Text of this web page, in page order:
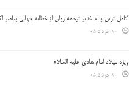
کامل ترین پیام غدیر ترجمه روان از خطابه جهانی پیامبر
ویژه میلاد امام هادی علیه السلام